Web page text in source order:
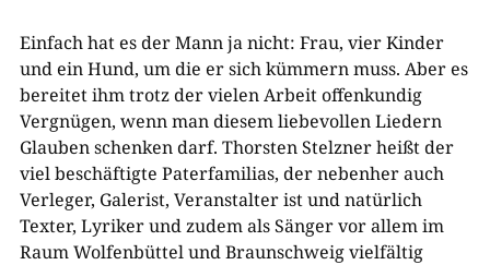
Einfach hat es der Mann ja nicht: Frau, vier Kinder
und ein Hund, um die er sich kümmern muss. Aber es
bereitet ihm trotz der vielen Arbeit offenkundig
Vergnügen, wenn man diesem liebevollen Liedern
Glauben schenken darf. Thorsten Stelzner heißt der
viel beschäftigte Paterfamilias, der nebenher auch
Verleger, Galerist, Veranstalter ist und natürlich
Texter, Lyriker und zudem als Sänger vor allem im
Raum Wolfenbüttel und Braunschweig vielfältig